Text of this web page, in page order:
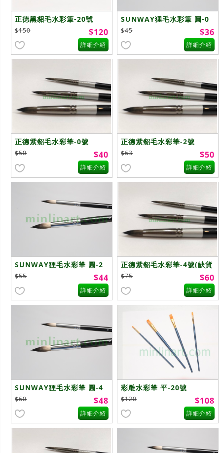
正德黑貂毛水彩筆-20號
$150 $120
詳細介紹
SUNWAY狸毛水彩筆 圓-0
號
$45 $36
詳細介紹
正德紫貂毛水彩筆-0號
$50 $40
詳細介紹
正德紫貂毛水彩筆-2號
$63 $50
詳細介紹
SUNWAY狸毛水彩筆 圓-2
號
$55 $44
詳細介紹
正德紫貂毛水彩筆-4號(缺貨
中)
$75 $60
詳細介紹
SUNWAY狸毛水彩筆 圓-4
號
$60 $48
詳細介紹
彩雕水彩筆 平-20號
$120 $108
詳細介紹